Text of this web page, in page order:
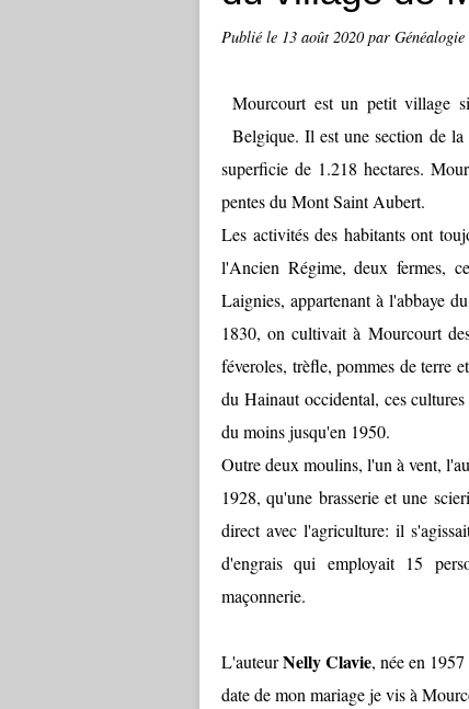
Publié le 13 août 2020par Généalogie
Mourcourt est un petit village
Belgique. Il est une section de
superficie de 1.218 hectares.
pentes du Mont Saint Aubert.
Les activités des habitants ont
l'Ancien Régime, deux fermes,
Laignies, appartenant à l'abbaye
1830, on cultivait à Mourcourt
féveroles, trèfle, pommes de terre
du Hainaut occidental, ces
du moins jusqu'en 1950.
Outre deux moulins, l'un à vent,
1928, qu'une brasserie et une
direct avec l'agriculture: il
d'engrais qui employait 15
maçonnerie.
L'auteurNelly Clavie, née en
date de mon mariage je vis à